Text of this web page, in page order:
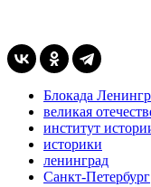
Блокада
великая
институт
историки
ленинград
Санкт-Петербург